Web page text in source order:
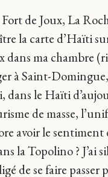
de Joux, La
la carte d’Haïti
ma chambre
à Saint-
le Haïti
de masse,
avoir le sentiment
la Topolino ? J’ai
de se faire passer